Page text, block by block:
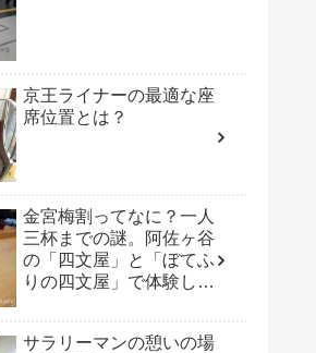
京王ライナーの最適な座
席位置とは？
金宮梅割ってなに？一人
三杯までの謎。阿佐ヶ谷
の「四文屋」と「ぼてふ
りの四文屋」で体験して
サラリーマンの憩いの場